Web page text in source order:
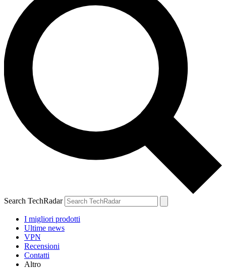
Search TechRadar
I migliori prodotti
Ultime news
VPN
Recensioni
Contatti
Altro